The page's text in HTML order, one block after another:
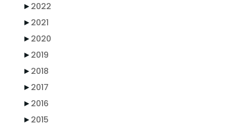
►2022
►2021
►2020
►2019
►2018
►2017
►2016
►2015